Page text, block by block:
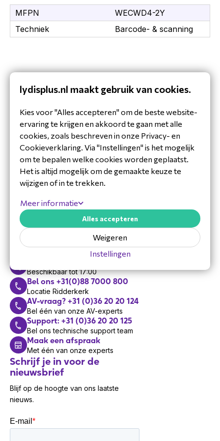
MFPN
WECWD4-2Y
Techniek
Barcode- & scanning
Hulp nodig?
Vandaag zijn we bereikbaar van 8:30 tot 17:00
Antwoord binnen 48 uur
Beschikbaar tot 17:00
Bel ons +31(0)88 7000 800
Locatie Ridderkerk
AV-vraag? +31 (0)36 20 20 124
Bel één van onze AV-experts
Support: +31 (0)36 20 20 125
Bel ons technische support team
Maak een afspraak
Met één van onze experts
Schrijf je in voor de
nieuwsbrief
Blijf op de hoogte van ons laatste
nieuws.
lydisplus.nl maakt gebruik van cookies.
Kies voor "Alles accepteren" om de beste website-
ervaring te krijgen en akkoord te gaan met alle
cookies, zoals beschreven in onze Privacy- en
Cookieverklaring. Via "Instellingen" is het mogelijk
om te bepalen welke cookies worden geplaatst.
Het is altijd mogelijk om de gemaakte keuze te
wijzigen of in te trekken.
Meer informatie
Instellingen
Weigeren
Alles accepteren